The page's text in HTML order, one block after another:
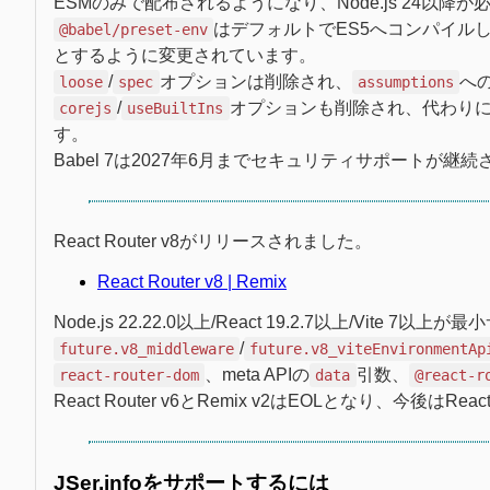
@babel/preset-env はデフォルトでES5へコンパイル
とするように変更されています。
loose / spec オプションは削除され、 assumptions へ
corejs / useBuiltIns オプションも削除され、代わり
す。
Babel 7は2027年6月までセキュリティサポートが継続
React Router v8がリリースされました。
React Router v8 | Remix
Node.js 22.22.0以上/React 19.2.7以上/Vite 7以上が最
future.v8_middleware /
react-router-dom
、meta APIの data 引数、 @react-
React Router v6とRemix v2はEOLとなり、今後は
JSer.infoをサポートするには